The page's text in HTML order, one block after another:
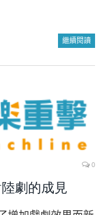
繼續閱讀
0
劇的成見